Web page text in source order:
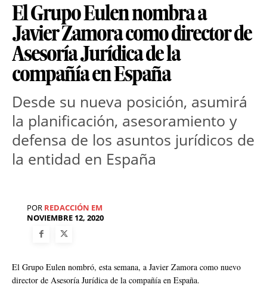
El Grupo Eulen nombra a
Javier Zamora como director de
Asesoría Jurídica de la
compañía en España
Desde su nueva posición, asumirá
la planificación, asesoramiento y
defensa de los asuntos jurídicos de
la entidad en España
POR REDACCIÓN EM
NOVIEMBRE 12, 2020
El Grupo Eulen nombró, esta semana, a Javier Zamora como nuevo
director de Asesoría Jurídica de la compañía en España.